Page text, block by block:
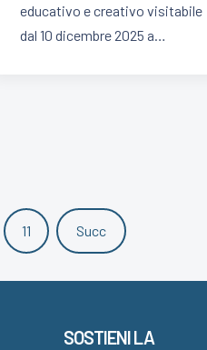
educativo e creativo visitabile
dal 10 dicembre 2025 a…
11 Succ
SOSTIENI LA